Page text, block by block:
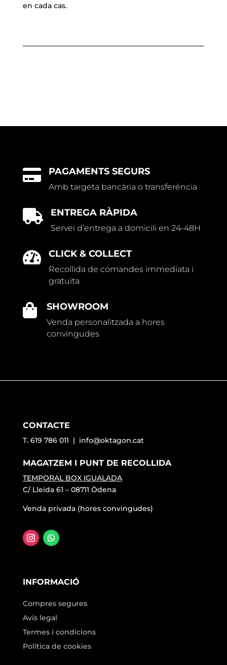
en cada cas.
 PAGAMENTS SEGURS
Amb targeta bancària o transferència
 ENTREGA RÀPIDA
Servei d’entrega a domicili en 24-48H
 CLICK & COLLECT
Recollida de comandes immediata i
gratuïta
 SHOWROOM
Venda personalitzada a hores
convingudes
CONTACTE
T. 619 786 011 | info@oktagon.cat
MAGATZEM I PUNT DE RECOLLIDA
TEMPORAL BOX IGUALADA
C/ Lleida 61 – 08711 Òdena
Venda privada (hores convingudes)
INFORMACIÓ
Compres segures
Avís legal
Termes i condicions
Política de cookies